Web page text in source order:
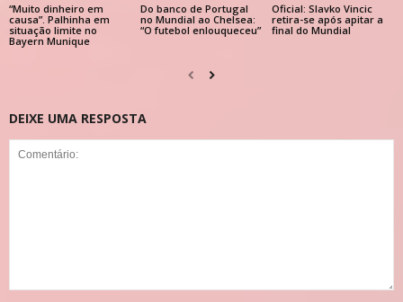
“Muito dinheiro em
causa”. Palhinha em
situação limite no
Bayern Munique
Do banco de Portugal
no Mundial ao Chelsea:
“O futebol enlouqueceu”
Oficial: Slavko Vincic
retira-se após apitar a
final do Mundial
DEIXE UMA RESPOSTA